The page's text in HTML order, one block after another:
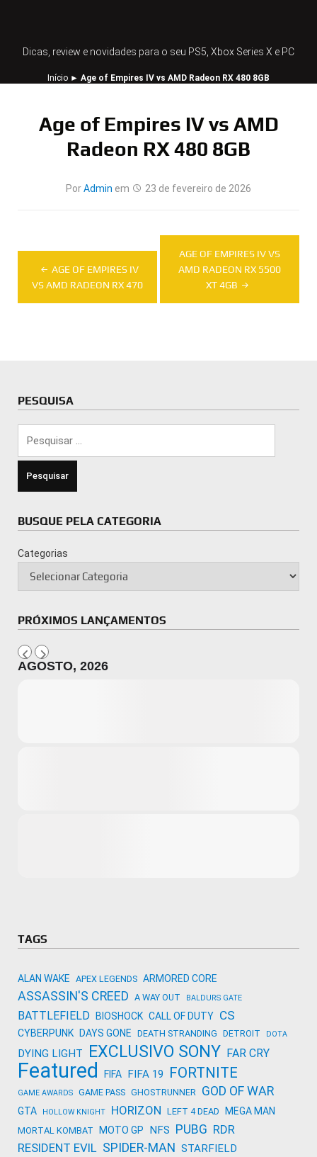
Dicas, review e novidades para o seu PS5, Xbox Series X e PC
Início ► Age of Empires IV vs AMD Radeon RX 480 8GB
Age of Empires IV vs AMD
Radeon RX 480 8GB
PorAdmin em 23 de fevereiro de 2026
Navegação
de
Post
AGE OF EMPIRES IV
VS AMD RADEON RX 470
AGE OF EMPIRES IV VS
AMD RADEON RX 5500
XT 4GB
PESQUISA
BUSQUE PELA CATEGORIA
Categorias
PRÓXIMOS LANÇAMENTOS
AGOSTO, 2026
TAGS
ALAN WAKE APEX LEGENDS ARMORED CORE
ASSASSIN'S CREED A WAY OUT BALDURS GATE
BATTLEFIELD BIOSHOCK CALL OF DUTY CS
CYBERPUNK DAYS GONE DEATH STRANDING DETROIT DOTA
DYING LIGHT EXCLUSIVO SONY FAR CRY
Featured FIFA FIFA 19 FORTNITE
GAME AWARDS GAME PASS GHOSTRUNNER GOD OF WAR
GTA HOLLOW KNIGHT HORIZON LEFT 4 DEAD MEGA MAN
MORTAL KOMBAT MOTO GP NFS PUBG RDR
RESIDENT EVIL SPIDER-MAN STARFIELD